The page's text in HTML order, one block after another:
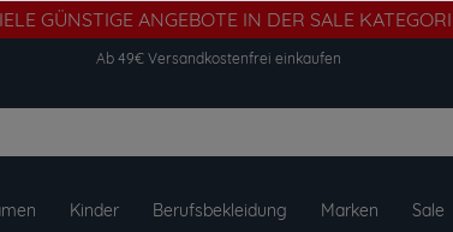
GÜNSTIGE ANGEBOTE IN DER SALE
Ab 49€ Versandkostenfrei einkaufen
Kinder Berufsbekleidung Marken Sale